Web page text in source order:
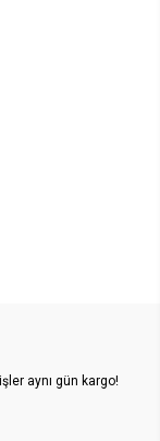
aynı gün kargo!